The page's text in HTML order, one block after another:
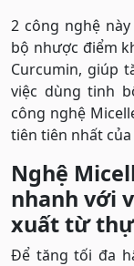
2 công nghệ
bộ nhược điểm
Curcumin, giúp
việc dùng tinh
công nghệ
tiên tiên nhất
Nghệ
nhanh với
xuất từ
Để tăng tối đa